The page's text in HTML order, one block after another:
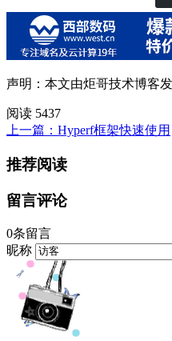
声明：本文由炬哥技术博客
阅读 5437
上一篇：Hyperf框架快速使用
推荐阅读
留言评论
0条留言
昵称